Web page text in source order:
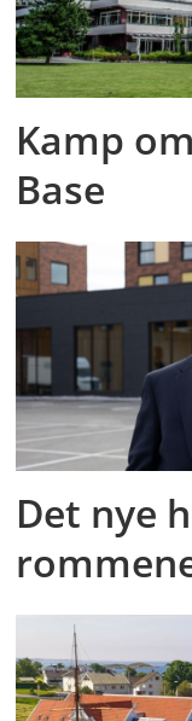
Kamp
Base
Det nye